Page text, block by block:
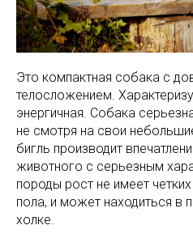
Это компактная собака с
телосложением.
энергичная. Собака
не смотря на свои
бигль производит
животного с серьезным
породы рост не имеет
пола, и может находиться в
холке.